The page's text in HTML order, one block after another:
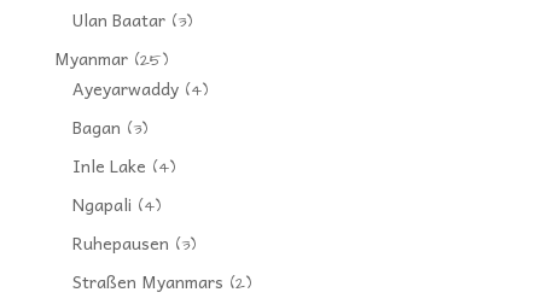
Ulan Baatar(3)
Myanmar(25)
Ayeyarwaddy(4)
Bagan (3)
Inle Lake (4)
Ngapali (4)
Ruhepausen (3)
Straßen Myanmars (2)